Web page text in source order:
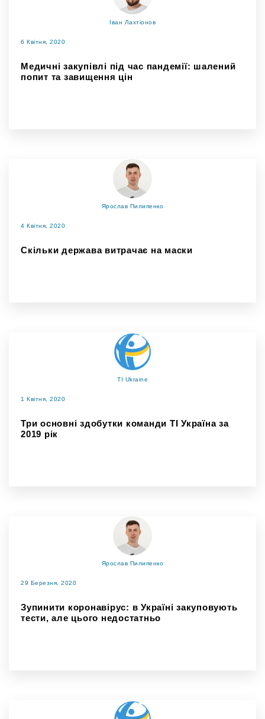
Іван Лахтіонов
6 Квітня, 2020
Медичні закупівлі під час пандемії: шалений
попит та завищення цін
Ярослав Пилипенко
4 Квітня, 2020
Скільки держава витрачає на маски
TI Ukraine
1 Квітня, 2020
Три основні здобутки команди ТІ Україна за
2019 рік
Ярослав Пилипенко
29 Березня, 2020
Зупинити коронавірус: в Україні закуповують
тести, але цього недостатньо